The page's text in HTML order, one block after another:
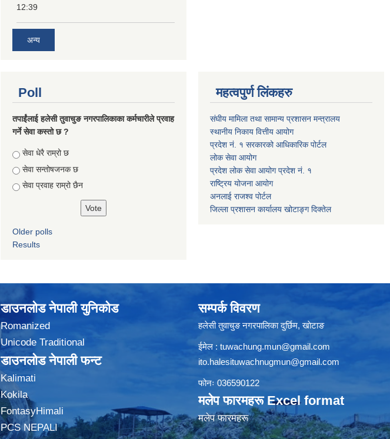
12:39
अन्य
Poll
तपाईंलाई हलेसी तुवाचुङ नगरपालिकाका कर्मचारीले प्रवाह
गर्ने सेवा कस्तो छ ?
Choices
सेवा धेरै राम्रो छ
सेवा सन्तोषजनक छ
सेवा प्रवाह राम्रो छैन
Older polls
Results
महत्वपुर्ण लिंकहरु
संघीय मामिला तथा सामान्य प्रशासन मन्त्रालय
स्थानीय निकाय वित्तीय आयोग
प्रदेश नं. १ सरकारको आधिकारिक पोर्टल
लोक सेवा आयोग
प्रदेश लोक सेवा आयोग प्रदेश नं. १
राष्ट्रिय योजना आयोग
अनलाई राजश्व पोर्टल
जिल्ला प्रशासन कार्यालय खोटाङ्ग दिक्तेल
डाउनलोड नेपाली युनिकोड
Romanized
Unicode Traditional
डाउनलोड नेपाली फन्ट
Kalimati
Kokila
FontasyHimali
PCS NEPALI
सम्पर्क विवरण
हलेसी तुवाचुङ नगरपालिका दुर्छिम, खाेटाङ
ईमेल : tuwachung.mun@gmail.com
ito.halesituwachnugmun@gmail.com
फोनः 036590122
मलेप फारमहरू Excel format
मलेप फारमहरू